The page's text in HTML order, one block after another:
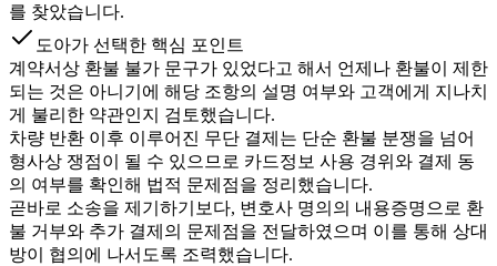
를 찾았습니다.
도아가 선택한 핵심 포인트
계약서상 환불 불가 문구가 있었다고 해서 언제나 환불이 제한
되는 것은 아니기에 해당 조항의 설명 여부와 고객에게 지나치
게 불리한 약관인지 검토했습니다.
차량 반환 이후 이루어진 무단 결제는 단순 환불 분쟁을 넘어
형사상 쟁점이 될 수 있으므로 카드정보 사용 경위와 결제 동
의 여부를 확인해 법적 문제점을 정리했습니다.
곧바로 소송을 제기하기보다, 변호사 명의의 내용증명으로 환
불 거부와 추가 결제의 문제점을 전달하였으며 이를 통해 상대
방이 협의에 나서도록 조력했습니다.